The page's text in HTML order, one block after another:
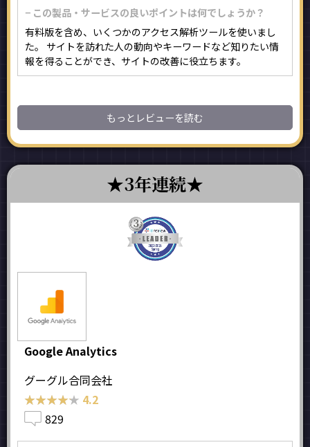
− この製品・サービスの良いポイントは何でしょうか？
有料版を含め、いくつかのアクセス解析ツールを使いまし
た。 サイトを訪れた人の動向やキーワードなど知りたい情
報を得ることができ、サイトの改善に役立ちます。
もっとレビューを読む
3年連続
Google Analytics
グーグル合同会社
★★★★★
★★★★★ 4.2
829